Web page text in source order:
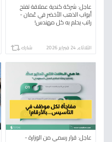
عاجل: شركة كندية عملاقة تفتح
أبواب الذهب الأخضر في عُمان -
راتب يحلم به كل مهندس!
الثلاثاء, 24 فبراير 2026 شارك
عاجل: قرار رسمي من الوزارة -